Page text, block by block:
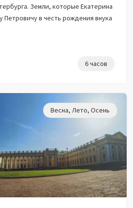
Земли, которые Екатерина
Петровичу в честь рождения внука
6 часов
Весна, Лето, Осень